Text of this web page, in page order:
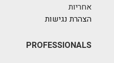
אחריות
הצהרת נגישות
PROFESSIONALS